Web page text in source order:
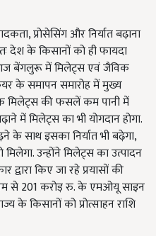
प्रोसेसिंग और निर्यात बढ़ाना
देश के किसानों को ही फायदा
आज बेंगलुरू में मिलेट्स एवं जैविक
के समापन समारोह में मुख्य
मिलेट्स की फसलें कम पानी में
में मिलेट्स का भी योगदान होगा.
साथ इसका निर्यात भी बढ़ेगा,
उन्होंने मिलेट्स का उत्पादन
किए जा रहे प्रयासों की
से201करोड़ रु. के एमओयू साइन
के किसानों को प्रोत्साहन राशि